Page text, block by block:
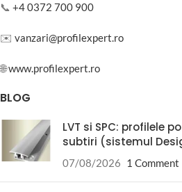
📞 +4 0372 700 900
✉️ vanzari@profilexpert.ro
🌐www.profilexpert.ro
BLOG
LVT si SPC: profilele
subtiri (sistemul
07/08/2026 1 Comment